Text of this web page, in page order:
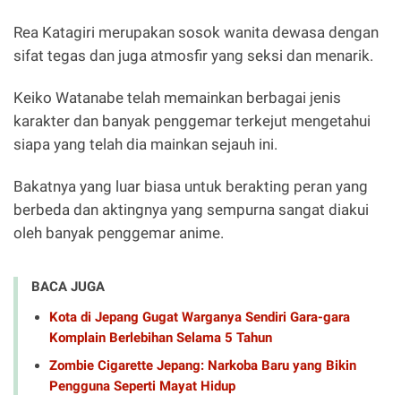
Rea Katagiri merupakan sosok wanita dewasa dengan
sifat tegas dan juga atmosfir yang seksi dan menarik.
Keiko Watanabe telah memainkan berbagai jenis
karakter dan banyak penggemar terkejut mengetahui
siapa yang telah dia mainkan sejauh ini.
Bakatnya yang luar biasa untuk berakting peran yang
berbeda dan aktingnya yang sempurna sangat diakui
oleh banyak penggemar anime.
BACA JUGA
Kota di Jepang Gugat Warganya Sendiri Gara-gara
Komplain Berlebihan Selama 5 Tahun
Zombie Cigarette Jepang: Narkoba Baru yang Bikin
Pengguna Seperti Mayat Hidup